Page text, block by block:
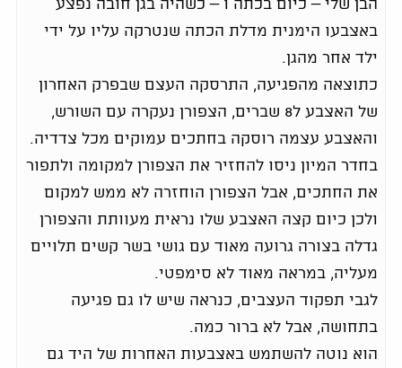
הבן שלי – כיום בכתה ו – כשהיה בגן חובה נפצע
באצבעו הימנית מדלת הכתה שנטרקה עליו על ידי
ילד אחר מהגן.
כתוצאה מהפגיעה, התרסקה העצם שבפרק האחרון
של האצבע ל8 שברים, הצפורן נעקרה עם השורש,
והאצבע עצמה רוסקה בחתכים עמוקים מכל צדדיה.
בחדר המיון ניסו להחזיר את הצפורן למקומה ולתפור
את החתכים, אבל הצפורן הוחזרה לא ממש למקום
ולכן כיום קצה האצבע שלו נראית מעוותת והצפורן
גדלה בצורה גרועה מאוד עם גושי בשר קשים תלויים
מעליה, במראה מאוד לא סימפטי.
לגבי תפקוד העצבים, כנראה שיש לו גם פגיעה
בתחושה, אבל לא ברור כמה.
הוא נוטה להשתמש באצבעות האחרות של היד גם